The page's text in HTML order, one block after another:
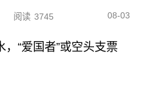
阅读 3745 08-03
“爱国者”或空头支票